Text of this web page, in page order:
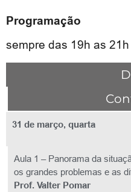
Programação
sempre das 19h as 21h
31 de março, quarta
Aula 1 – Panorama da
os grandes problemas e as
Prof. Valter Pomar